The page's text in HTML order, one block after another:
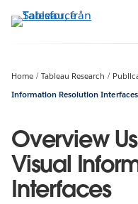
vidare
Home Tableau Research
Information Resolution Interfaces
Overview
Visual
Interfaces